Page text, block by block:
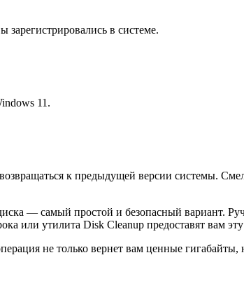
в системе.
11.
к предыдущей версии системы.
— самый простой и безопасный вариант.
или утилита Disk Cleanup предоставят вам
не только вернет вам ценные